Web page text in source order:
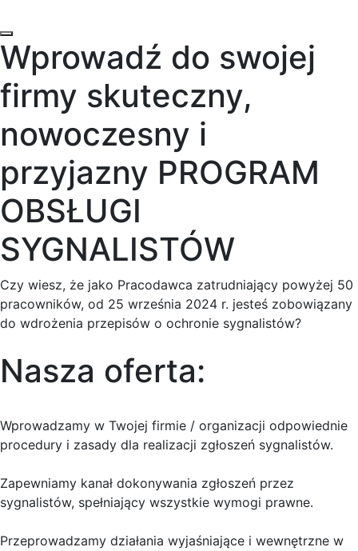
Wprowadź do swojej
firmy skuteczny,
nowoczesny i
przyjazny PROGRAM
OBSŁUGI
SYGNALISTÓW
Czy wiesz, że jako Pracodawca zatrudniający powyżej 50
pracowników, od 25 września 2024 r. jesteś zobowiązany
do wdrożenia przepisów o ochronie sygnalistów?
Nasza oferta:
Wprowadzamy w Twojej firmie / organizacji odpowiednie
procedury i zasady dla realizacji zgłoszeń sygnalistów.
Zapewniamy kanał dokonywania zgłoszeń przez
sygnalistów, spełniający wszystkie wymogi prawne.
Przeprowadzamy działania wyjaśniające i wewnętrzne w